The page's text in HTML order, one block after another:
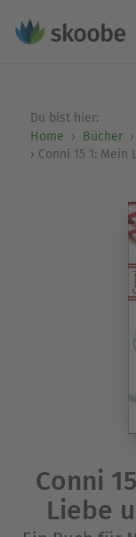
Du bist hier:
Home
Bücher
Conni 15 1:
Conni
Liebe